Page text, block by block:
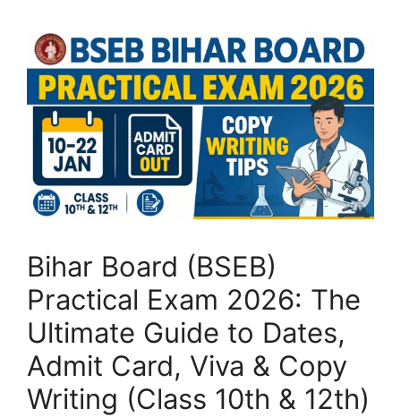
Bihar Board (BSEB)
Practical Exam 2026: The
Ultimate Guide to Dates,
Admit Card, Viva & Copy
Writing (Class 10th & 12th)